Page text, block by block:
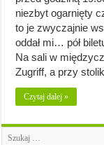
niezbyt ogarnięty
to je zwyczajnie
oddał mi… pół
Na sali w
Zugriff, a przy
Czytaj dalej »